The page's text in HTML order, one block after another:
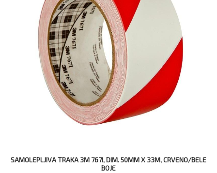
SAMOLEPLJIVA TRAKA 3M 767I, DIM. 50MM X 33M, CRVENO/BELE
BOJE